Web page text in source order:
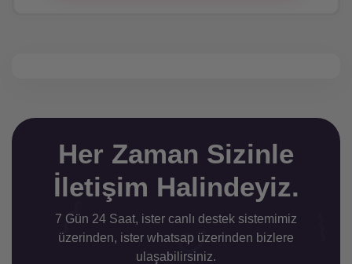
Her Zaman Sizinle
İletişim Halindeyiz.
7 Gün 24 Saat, ister canlı destek sistemimiz
üzerinden, ister whatsap üzerinden bizlere
ulaşabilirsiniz.